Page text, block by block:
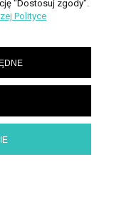
1750 ( 230
"Dostosuj zgody".
Polityce